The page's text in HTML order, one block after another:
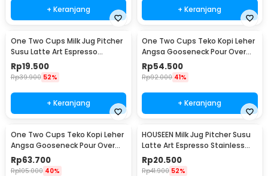
+ Keranjang + Keranjang
One Two Cups Milk Jug Pitcher
Susu Latte Art Espresso
Stainless Steel 5oz - S06HG
Rp19.500
Rp39.900 52%
+ Keranjang
One Two Cups Teko Kopi Leher
Angsa Gooseneck Pour Over
Drip Kettle 250ml - AA049
Rp54.500
Rp92.000 41%
+ Keranjang
One Two Cups Teko Kopi Leher
Angsa Gooseneck Pour Over
Drip Kettle 350ml - AA049
Rp63.700
Rp105.000 40%
HOUSEEN Milk Jug Pitcher Susu
Latte Art Espresso Stainless
Steel 55ml - DL060
Rp20.500
Rp41.900 52%